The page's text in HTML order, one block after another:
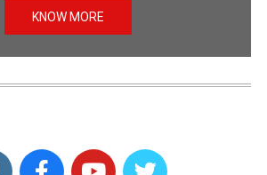
KNOW MORE